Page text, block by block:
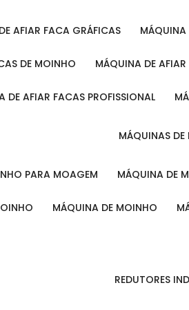
AFIAR FACA GRÁFICAS
DE MOINHO MÁQUINA DE
DE AFIAR FACAS PROFISSIONAL
MÁQUINAS
PARA MOAGEM MÁQUINA DE
MÁQUINA DE MOINHO
REDUTORES